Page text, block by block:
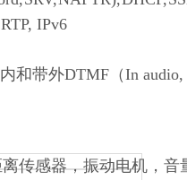
IPv6
和带外DTMF（In
传感器，振动电机，音